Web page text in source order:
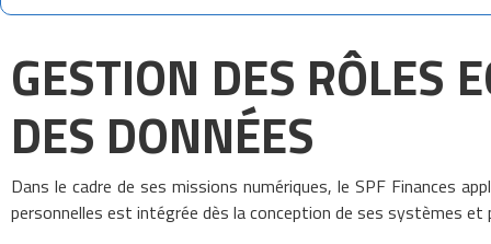
GESTION DES RÔLES
DES DONNÉES
Dans le cadre de ses missions numériques, le SPF Finances
personnelles est intégrée dès la conception de ses systèmes